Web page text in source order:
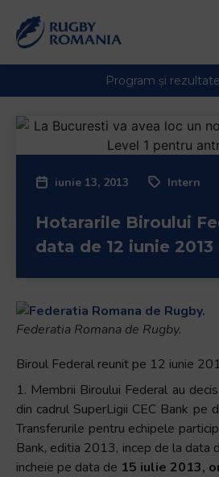
iunie 13, 2013 Intern
Hotararile Biroului
data de 12 iunie 2013
Federatia Romana de Rugby.
Biroul Federal reunit pe 12 iunie
1. Membrii Biroului Federal au
din cadrul SuperLigii CEC Bank pe
Transferurile pentru echipele
Bank, editia 2013, incep de la data
incheie pe data de 15 iulie 2013,